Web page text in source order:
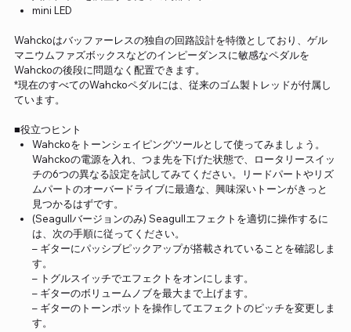
mini LED
Wahckoはバッファーレスの独自の回路設計を特徴としており、ゲル
マニウムファズボックスなどのインピーダンスに敏感なペダルを
Wahckoの後段に問題なく配置できます。
*現在のすべてのWahckoペダルには、従来のゴム製トレッドが付属し
ています。
■役立つヒント
Wahckoをトーンシェイピングツールとして使ってみましょう。
Wahckoの電源を入れ、つま先を下げた状態で、ロータリースイッ
チの6つの異なる設定を試してみてください。リードパートやリズ
ムパートのオーバードライブに最適な、興味深いトーンがきっと
見つかるはずです。
(Seagullバージョンのみ) Seagullエフェクトを適切に操作するに
は、次の手順に従ってください。
– ギターにパッシブピックアップが搭載されていることを確認しま
す。
– トグルスイッチでエフェクトをオンにします。
– ギターのボリュームノブを最大まで上げます。
– ギターのトーンポットを操作してエフェクトのピッチを変更しま
す。